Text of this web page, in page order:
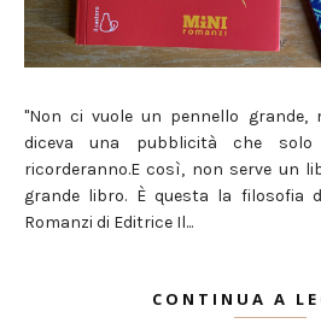
"Non ci vuole un pennello grande,
diceva una pubblicità che
ricorderanno.E così, non serve un
grande libro. È questa la filosofia
Romanzi di Editrice Il...
CONTINUA A